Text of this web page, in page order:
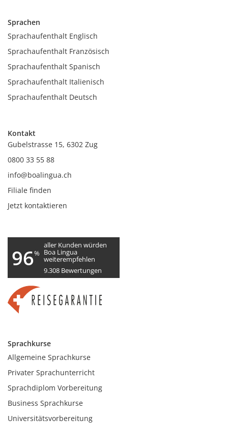
Sprachen
Sprachaufenthalt Englisch
Sprachaufenthalt Französisch
Sprachaufenthalt Spanisch
Sprachaufenthalt Italienisch
Sprachaufenthalt Deutsch
Kontakt
Gubelstrasse 15, 6302 Zug
0800 33 55 88
info@boalingua.ch
Filiale finden
Jetzt kontaktieren
96%
aller Kunden würden
Boa Lingua
weiterempfehlen
9.308 Bewertungen
Sprachkurse
Allgemeine Sprachkurse
Privater Sprachunterricht
Sprachdiplom Vorbereitung
Business Sprachkurse
Universitätsvorbereitung